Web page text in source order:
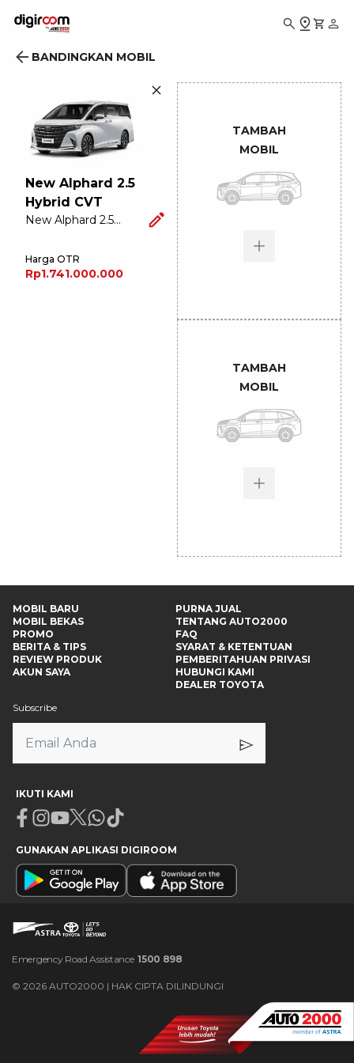
BANDINGKAN MOBIL
New Alphard 2.5
Hybrid CVT
(Premium Color)
New Alphard 2.5
Harga OTR
Rp1.741.000.000
TAMBAH
MOBIL
TAMBAH
MOBIL
MOBIL BARU
MOBIL BEKAS
PROMO
BERITA & TIPS
REVIEW PRODUK
AKUN SAYA
PURNA JUAL
TENTANG AUTO2000
FAQ
SYARAT & KETENTUAN
PEMBERITAHUAN PRIVASI
HUBUNGI KAMI
DEALER TOYOTA
Subscribe
IKUTI KAMI
Facebook
Instagram
Youtube
X Whatsapp
Tiktok
GUNAKAN APLIKASI DIGIROOM
Emergency Road Assistance 1500 898
© 2026 AUTO2000 | HAK CIPTA DILINDUNGI